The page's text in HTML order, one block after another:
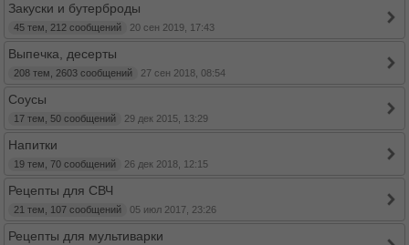
Закуски и бутерброды
45 тем, 212 сообщений 20 сен 2019, 17:43
Выпечка, десерты
208 тем, 2603 сообщений 27 сен 2018, 08:54
Соусы
17 тем, 50 сообщений 29 дек 2015, 13:29
Напитки
19 тем, 70 сообщений 26 дек 2018, 12:15
Рецепты для СВЧ
21 тем, 107 сообщений 05 июл 2017, 23:26
Рецепты для мультиварки